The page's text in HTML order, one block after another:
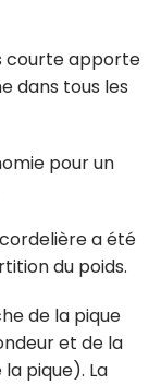
courte apporte
dans tous les
pour un
a été
du poids.
de la pique
et de la
pique). La